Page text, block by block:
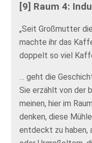
[9] Raum 4:
„Seit Großmutter
machte ihr das
doppelt so viel
… geht die
Sie erzählt von der
meinen, hier im
denken, diese
entdeckt zu haben,